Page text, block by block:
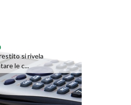
si rivela
le c...